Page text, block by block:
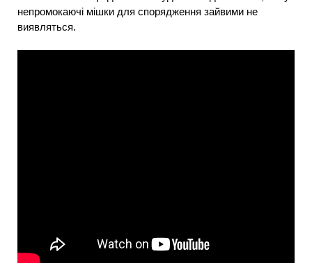
непромокаючі мішки для спорядження зайвими не
виявляться.